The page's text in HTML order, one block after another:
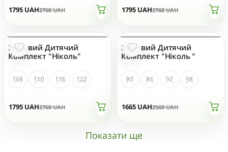
1795 UAH2760UAH 1795 UAH2760UAH
НЕМАЄ НА СКЛАДІ
1795 UAH2760UAH
Зимовий Дитячий
Комплект "Ніколь"
104 110 116 122
НЕМАЄ НА СКЛАДІ
1665 UAH2560UAH
Зимовий Дитячий
Комплект "Ніколь "
80 86 92 98
Показати ще